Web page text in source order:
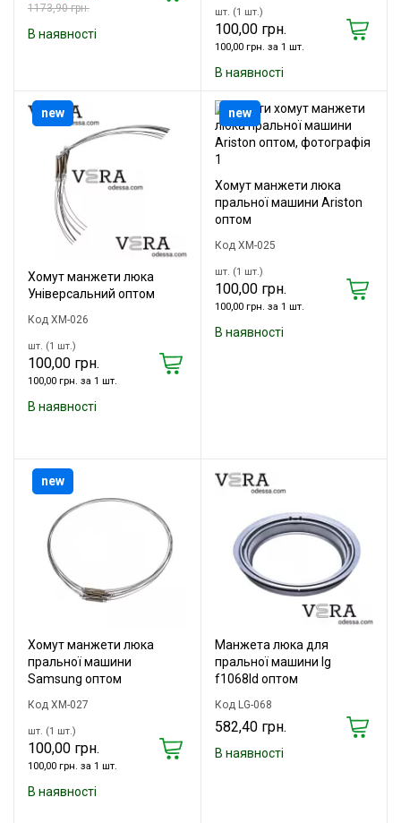
1173,90 грн.
В наявності
шт. (1 шт.)
100,00 грн.
100,00 грн. за 1 шт.
В наявності
Хомут манжети люка
Універсальний оптом
Код XM-026
шт. (1 шт.)
100,00 грн.
100,00 грн. за 1 шт.
В наявності
new
Хомут манжети люка
пральної машини Ariston
оптом
Код XM-025
шт. (1 шт.)
100,00 грн.
100,00 грн. за 1 шт.
В наявності
new
Хомут манжети люка
пральної машини
Samsung оптом
Код XM-027
шт. (1 шт.)
100,00 грн.
100,00 грн. за 1 шт.
В наявності
new
Манжета люка для
пральної машини lg
f1068ld оптом
Код LG-068
582,40 грн.
В наявності